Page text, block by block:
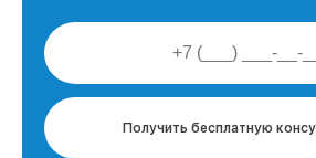
Получить бесплатную